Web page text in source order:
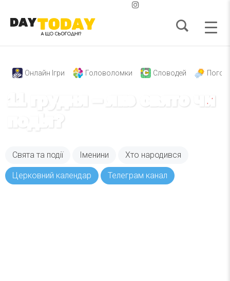
Онлайн Ігри Головоломки Словодей
11 грудня – яке свято чи
подія?
Свята та події Іменини Хто народився
Церковний календар Телеграм канал